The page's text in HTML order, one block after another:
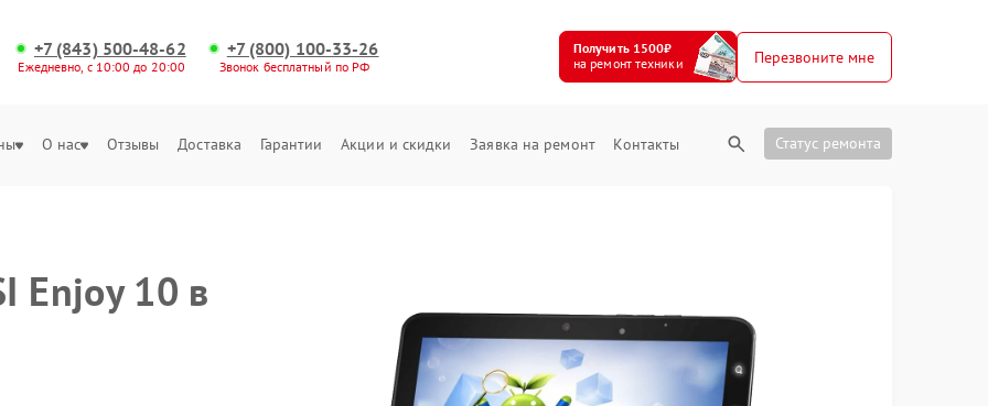
+7 (843) 500-48-62
Ежедневно, с 10:00 до 20:00
+7 (800) 100-33-26
Звонок бесплатный по РФ
Получить 1500₽
на ремонт техники
Перезвоните мне
О нас Отзывы Доставка Гарантии Акции и скидки Заявка на ремонт Контакты Статус ремонта
Enjoy 10 в